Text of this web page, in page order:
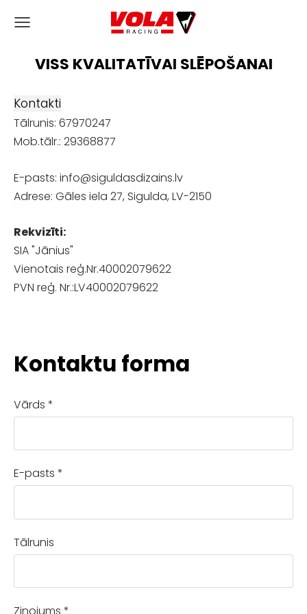
VISS KVALITATĪVAI SLĒPOŠANAI
Kontakti
Tālrunis: 67970247
Mob.tālr.: 29368877
E-pasts: info@siguldasdizains.lv
Adrese: Gāles iela 27, Sigulda, LV-2150
Rekvizīti:
SIA "Jānius"
Vienotais reģ.Nr.40002079622
PVN reģ. Nr.:LV40002079622
Kontaktu forma
Vārds *
E-pasts *
Tālrunis